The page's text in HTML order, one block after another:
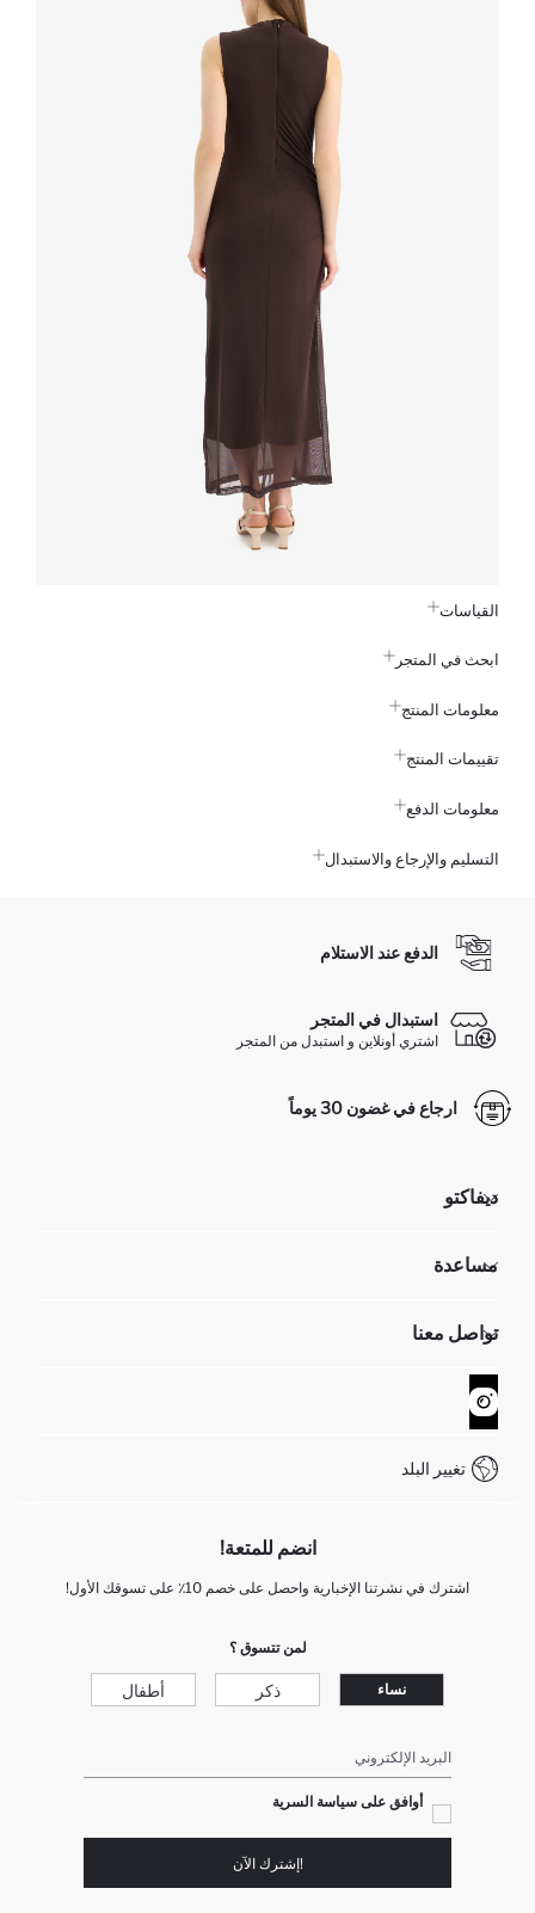
القياسات
ابحث في المتجر
معلومات المنتج
تقييمات المنتج
معلومات الدفع
التسليم والإرجاع والاستبدال
الدفع عند الاستلام
استبدال في المتجر
اشتري أونلاين و استبدل من المتجر
ارجاع في غضون 30 يوماً
ديفاكتو
تعرف علينا
GIFT CLUB
مساعدة
عمليات الارجاع و الاستبدال السهلة
تتبع الشحنة
كيف يمكنك التسوق في ديفاكتو ؟
تواصل معنا
نموذج الاتصال
خدمة العملاء
تغيير البلد
انضم للمتعة!
اشترك في نشرتنا الإخبارية واحصل على خصم 10٪ على تسوقك الأول!
لمن تتسوق ؟
نساء ذكر أطفال
البريد الإلكتروني
أوافق على سياسة السرية
!إشترك الآن